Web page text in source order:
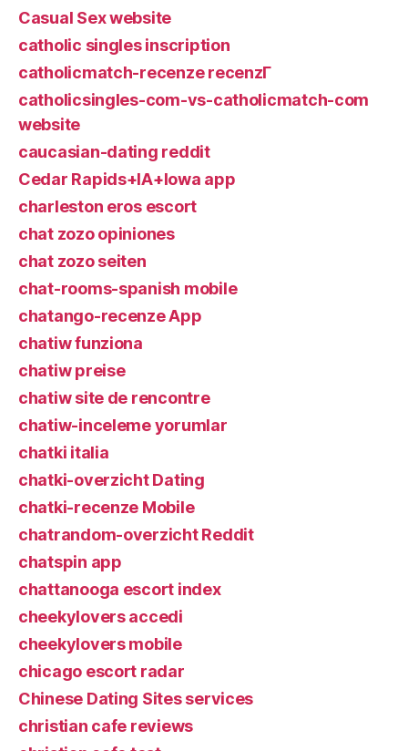
Casual Sex website
catholic singles inscription
catholicmatch-recenze recenzГ­
catholicsingles-com-vs-catholicmatch-com
website
caucasian-dating reddit
Cedar Rapids+IA+Iowa app
charleston eros escort
chat zozo opiniones
chat zozo seiten
chat-rooms-spanish mobile
chatango-recenze App
chatiw funziona
chatiw preise
chatiw site de rencontre
chatiw-inceleme yorumlar
chatki italia
chatki-overzicht Dating
chatki-recenze Mobile
chatrandom-overzicht Reddit
chatspin app
chattanooga escort index
cheekylovers accedi
cheekylovers mobile
chicago escort radar
Chinese Dating Sites services
christian cafe reviews